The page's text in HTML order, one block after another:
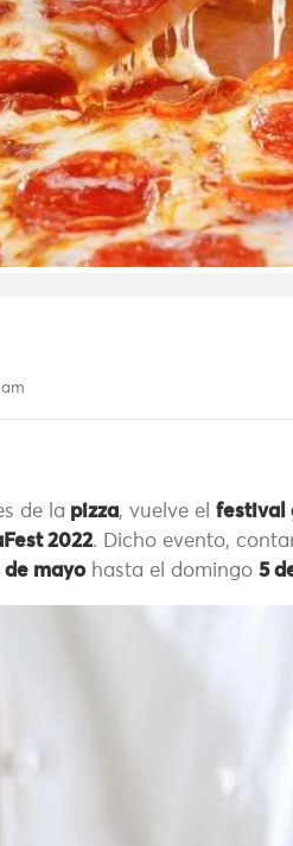
de la pizza, vuelve el festival
2022. Dicho evento,
de mayohasta el domingo 5